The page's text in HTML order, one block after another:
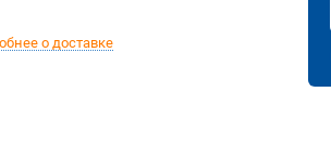
о доставке